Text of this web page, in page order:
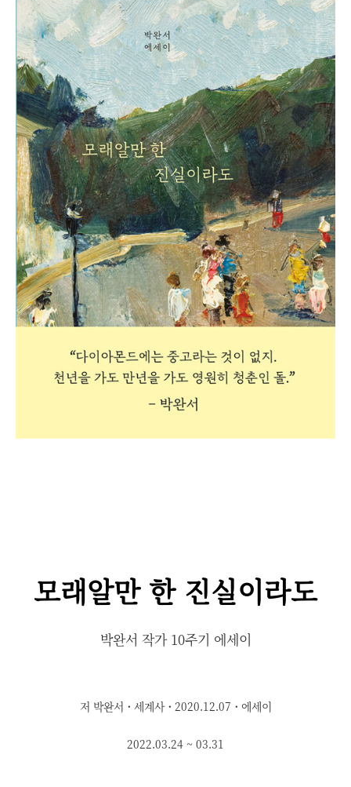
모래알만 한 진실이라도
박완서 작가 10주기 에세이
저 박완서 · 세계사 · 2020.12.07 · 에세이
2022.03.24 ~ 03.31